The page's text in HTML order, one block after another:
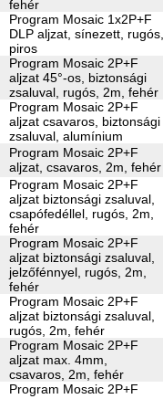
fehér
Program Mosaic 1x2P+F
DLP aljzat, sínezett, rugós,
piros
Program Mosaic 2P+F
aljzat 45°-os, biztonsági
zsaluval, rugós, 2m, fehér
Program Mosaic 2P+F
aljzat csavaros, biztonsági
zsaluval, alumínium
Program Mosaic 2P+F
aljzat, csavaros, 2m, fehér
Program Mosaic 2P+F
aljzat biztonsági zsaluval,
csapófedéllel, rugós, 2m,
fehér
Program Mosaic 2P+F
aljzat biztonsági zsaluval,
jelzőfénnyel, rugós, 2m,
fehér
Program Mosaic 2P+F
aljzat biztonsági zsaluval,
rugós, 2m, fehér
Program Mosaic 2P+F
aljzat max. 4mm,
csavaros, 2m, fehér
Program Mosaic 2P+F